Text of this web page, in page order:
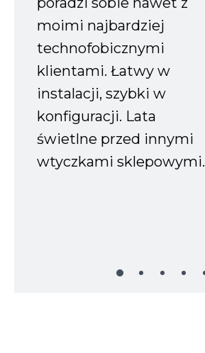
moimi najbardziej
technofobicznymi
klientami. Łatwy w
instalacji, szybki w
konfiguracji. Lata
świetlne przed innymi
wtyczkami sklepowymi.